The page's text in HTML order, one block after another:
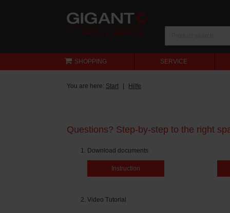
SHOPPING SERVICE
You are here: Start Hilfe
Questions? Step-by-step to the right
Download documents
Instruction
Video Tutorial